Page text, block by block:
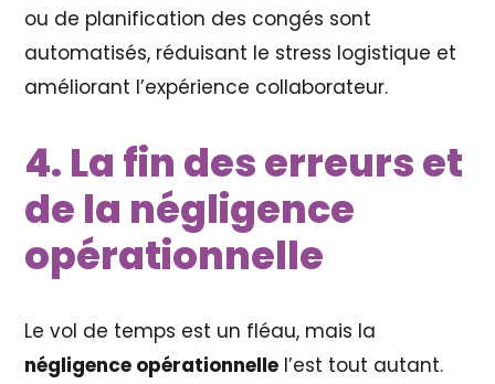
ou de planification des congés sont
automatisés, réduisant le stress logistique et
améliorant l’expérience collaborateur.
4. La fin des erreurs et
de la négligence
opérationnelle
Le vol de temps est un fléau, mais la
négligence opérationnelle l’est tout autant.